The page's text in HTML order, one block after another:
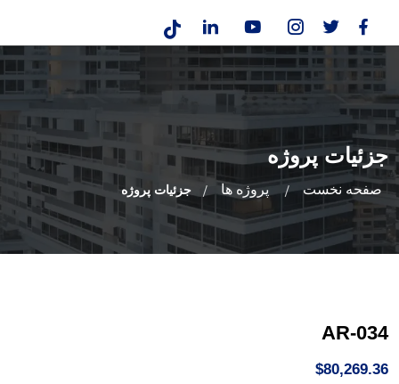
جزئیات پروژه
صفحه نخست پروژه ها جزئیات پروژه
AR-034
$80,269.36